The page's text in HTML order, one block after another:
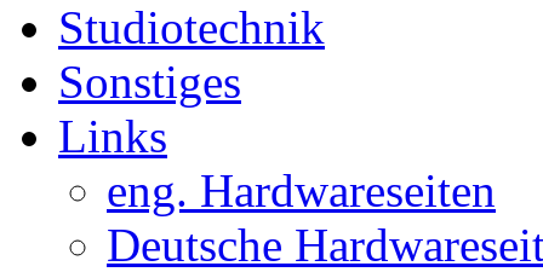
Studiotechnik
Sonstiges
Links
eng. Hardwareseiten
Deutsche